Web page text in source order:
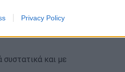
Privacy Policy
μια
και με